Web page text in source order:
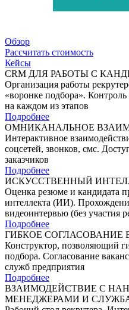
Обзор
Рассчитать стоимость
Кейсы
CRM ДЛЯ РАБОТЫ С
Организация работы
«воронке подбора».
на каждом из этапов
Подробнее
ОМНИКАНАЛЬНОЕ
Интерактивное
соцсетей, звонков, смс.
заказчиков
Подробнее
ИСКУССТВЕННЫЙ
Оценка резюме и кандидата
интеллекта (ИИ).
видеоинтервью (без участия
Подробнее
ГИБКОЕ СОГЛАСОВАНИЕ
Конструктор, позволяющий
подбора. Согласование
служб предприятия
Подробнее
ВЗАИМОДЕЙСТВИЕ С
МЕНЕДЖЕРАМИ И